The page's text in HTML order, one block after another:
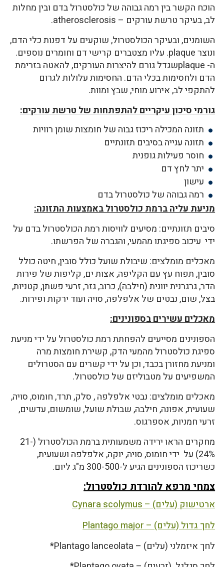
הוכח הקשר בין רמה גבוהה של כולסטרול בדם ובין מחלות
לב, בעיקר טרשת עורקים – atherosclerosis.
השומנים, ובעיקר הכולסטרול, שוקעים על דפנות כלי הדם,
ונוצר plaque. עליו מצטברים קרישי דם וחומרים נוספים.
ה- plaqueשגדל גורם להיצרות העורקים, להאטה בזרימת
הדם ולחסימות בכלי הדם. החסימות עלולות לגרום
להתקפי לב, אירוע מוחי, שבץ ומוות.
גורמי סיכון עיקריים להתפתחות של טרשת עורקים:
תזונה המכילה ריכוז גבוה של חומצות שומן רוויות
תזונה ענייה בסיבים תזונתיים
חוסר פעילות גופנית
יתר לחץ דם
עישון
רמה גבוהה של כולסטרול בדם
מניעת עליה ברמת כולסטרול באמצעות התזונה:
סיבים תזונתיים: מסיעים לוויסות רמת הכולסטרול בדם על
ידי עיכוב ספיגתו מהמעי, והגברה של הפרשתו.
מאכלים מומלצים: שיבולת שועל כולל סובין, חיטה כולל
סובין, תפוח עץ עם הקליפה, אצות ים, קליפות של פירות
הדר, גרגרנית יוונית (חילבה), כרוב, גזר, זרעי פשתן, קטניות,
בצל, שום, נבטים של אלפלפה, סויה ועוד ירקות ופירות.
מאכלים עשירים בספונינים:
הספונינים מסייעים להפחתת רמת כולסטרול על ידי מניעת
ספיגת כולסטרול מהמעי הדק, קשירת חומצות מרה
ומניעת מחזורן בכבד, וכן על ידי קשרים עם הסטרולים
המשפיעים על מטבוליזם של כולסטרול.
מאכלים מומלצים: נבטי אלפלפה , סלק, תרד, חומוס, סויה,
שעועית, אפונה, חילבה, שבולת שועל, שומשום, עדשים,
זרעי חמניות, אספרגוס.
מחקרים הראו ירידה משמעותית ברמת הכולסטרול (21-
24%) על ידי חומוס, סויה, יוקה, אלפלפה ושעועית,
כשריכוז הספונינים הגיע ל-300-500 מ"ג ליום.
צמחי מרפא להורדת כולסטרול:
ארטישוק (עלים) – Cynara scolymus
לחך גדול (עלים) – Plantago major
לחך איזמלני (עלים) – Plantago lanceolata*